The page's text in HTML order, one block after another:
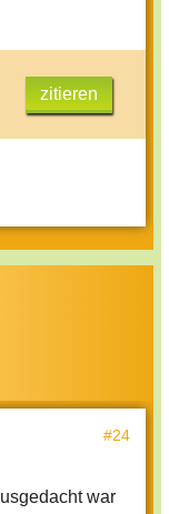
zitieren
#24
war